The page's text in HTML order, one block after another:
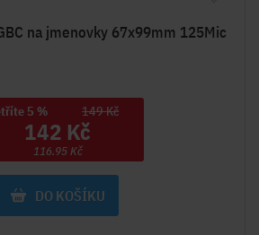
na jmenovky 67x99mm 125Mic
5 % 149 Kč
142 Kč
116.95 Kč
DO KOŠÍKU